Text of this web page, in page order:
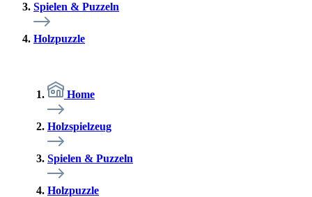
Spielen & Puzzeln
Holzpuzzle
Home
Holzspielzeug
Spielen & Puzzeln
Holzpuzzle